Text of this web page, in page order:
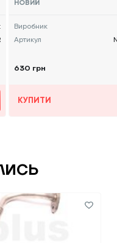
НОВИЙ
Виробник
Артикул
630 грн
КУПИТИ